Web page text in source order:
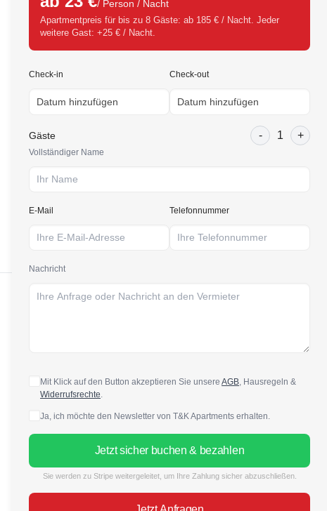
/ Person / Nacht
Apartmentpreis für bis zu 8 Gäste: ab 185 € / Nacht. Jeder
weitere Gast: +25 € / Nacht.
Check-in Check-out
Gäste - 1 +
Vollständiger Name
E-Mail Telefonnummer
Nachricht
Mit Klick auf den Button akzeptieren Sie unsere AGB, Hausregeln &
Widerrufsrechte.
Ja, ich möchte den Newsletter von T&K Apartments erhalten.
Jetzt sicher buchen & bezahlen
Sie werden zu Stripe weitergeleitet, um Ihre Zahlung sicher abzuschließen.